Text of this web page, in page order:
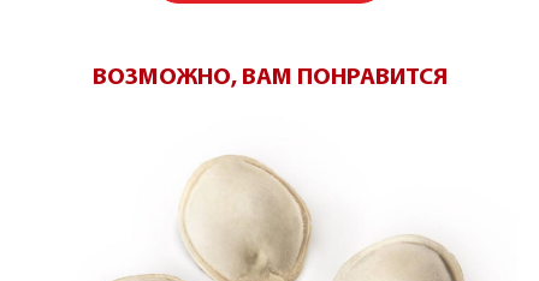
ВОЗМОЖНО, ВАМ ПОНРАВИТСЯ